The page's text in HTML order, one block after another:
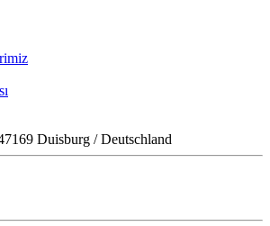
Duisburg / Deutschland